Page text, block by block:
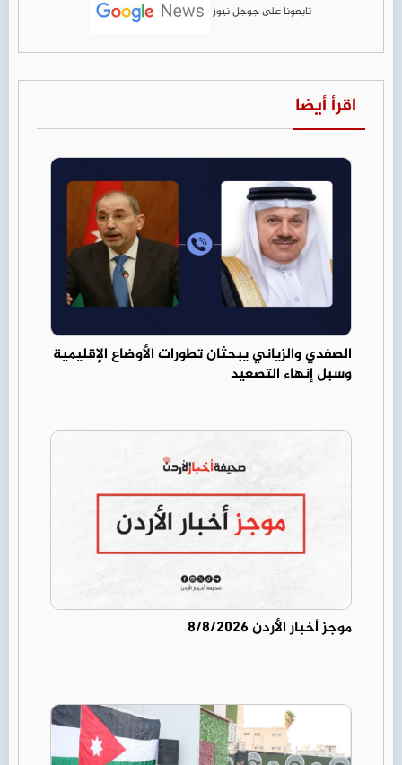
تابعونا على جوجل نيوز
اقرأ أيضا
الصفدي والزياني يبحثان تطورات الأوضاع الإقليمية
وسبل إنهاء التصعيد
موجز أخبار الأردن 8/8/2026